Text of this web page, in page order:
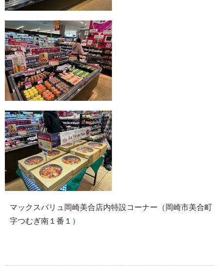
マックスバリュ岡崎美合店内特設コーナー（岡崎市美合町
字つむぎ南１番１）